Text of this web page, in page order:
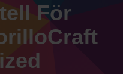
För